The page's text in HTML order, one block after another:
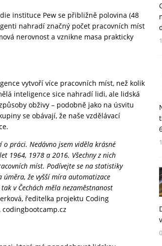
instituce Pew se přibližně polovina (48
nahradí značný počet pracovních míst
nerovnost a vznikne masa prakticky
vytvoří více pracovních míst, než kolik
inteligence sice nahradí lidi, ale lidská
obživy – podobně jako na úsvitu
se obávají, že naše vzdělávací
práci. Nedávno jsem viděla krásné
1964, 1978 a 2016. Všechny z nich
míst. Podívejte se na statistiky
že vyšší míra automatizace
v Čechách měla nezaměstnanost
ředitelka projektu Coding
codingbootcamp.cz